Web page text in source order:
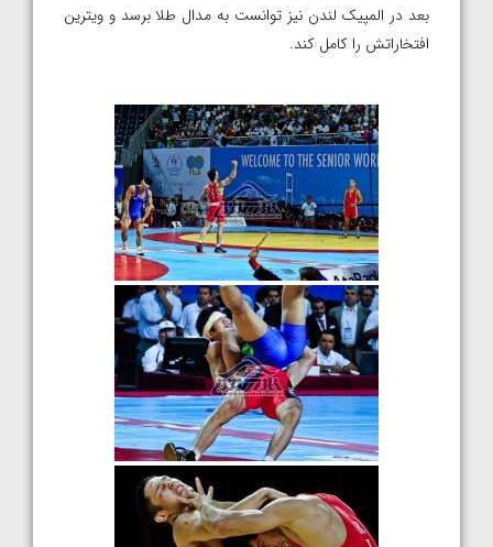
بعد در المپیک لندن نیز توانست به مدال طلا برسد و ویترین
افتخاراتش را کامل کند.